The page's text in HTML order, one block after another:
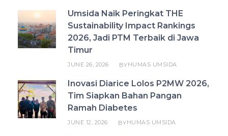
Umsida Naik Peringkat THE
Sustainability Impact Rankings
2026, Jadi PTM Terbaik di Jawa
Timur
JUNE 26, 2026 BYHUMAS UMSIDA
Inovasi Diarice Lolos P2MW 2026,
Tim Siapkan Bahan Pangan
Ramah Diabetes
JUNE 12, 2026 BYHUMAS UMSIDA